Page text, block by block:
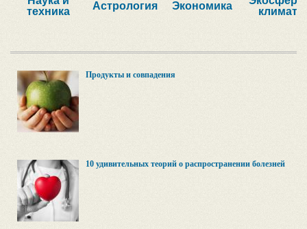
техника
Астрология Экономика
климат
Продукты и совпадения
10 удивительных теорий о распространении болезней